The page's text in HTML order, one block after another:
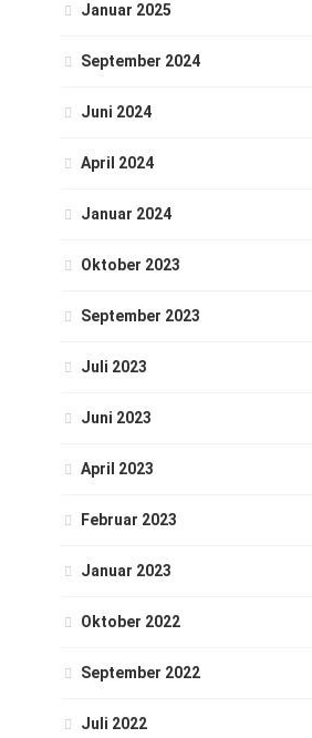
Januar 2025
September 2024
Juni 2024
April 2024
Januar 2024
Oktober 2023
September 2023
Juli 2023
Juni 2023
April 2023
Februar 2023
Januar 2023
Oktober 2022
September 2022
Juli 2022